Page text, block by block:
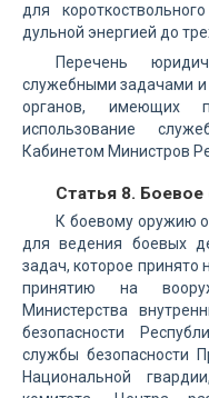
для
дульной энергией до
Перечень
служебными задачами и
органов, имеющих
использование
Кабинетом Министров
Статья 8.
К боевому оружию
для ведения боевых
задач, которое принято
принятию на
Министерства
безопасности
службы безопасности
Национальной